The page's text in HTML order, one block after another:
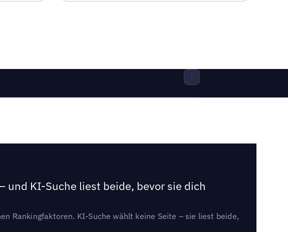
und KI-Suche liest beide, bevor sie dich
Rankingfaktoren. KI-Suche wählt keine Seite – sie liest beide,